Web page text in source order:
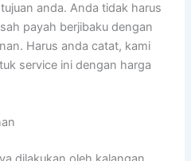
anda. Anda tidak harus
payah berjibaku dengan
Harus anda catat, kami
service ini dengan harga